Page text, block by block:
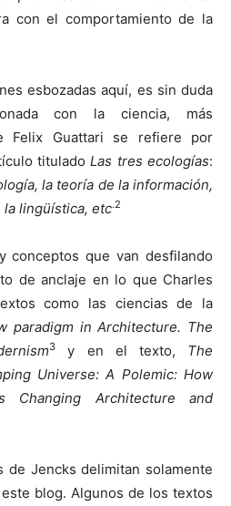
con el comportamiento de la
esbozadas aquí, es sin duda
con la ciencia, más
Felix Guattari se refiere por
tituladoLas tres ecologías:
la teoría de la información,
la lingüística, etc.2
conceptos que van desfilando
de anclaje en lo que Charles
como las ciencias de la
paradigm in Architecture. The
3 y en el texto, The
Universe: A Polemic: How
Changing Architecture and
de Jencks delimitan solamente
blog. Algunos de los textos